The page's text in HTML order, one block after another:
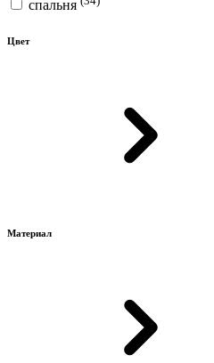
спальня
Цвет
Материал